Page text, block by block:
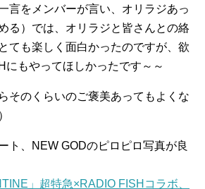
言をメンバーが言い、オリラジあっ
る）では、オリラジと皆さんとの絡
ても楽しく面白かったのですが、欲
にもやってほしかったです～～
そのくらいのご褒美あってもよくな
ト、NEW GODのピロピロ写真が良
」超特急×RADIO FISHコラボ、